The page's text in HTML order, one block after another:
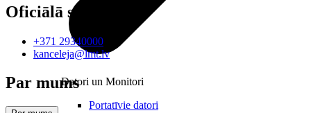
Datori un Monitori
Portatīvie datori
Oficiālā saziņa
+371 29340000
kanceleja@lmt.lv
Par mums